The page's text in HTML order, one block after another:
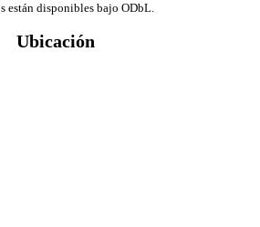
están disponibles bajo ODbL.
Ubicación